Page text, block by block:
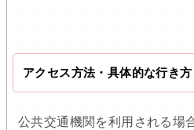
アクセス方法・具体的な行き方
公共交通機関を利用される場